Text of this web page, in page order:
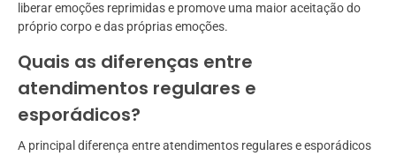
liberar emoções reprimidas e promove uma maior aceitação do
próprio corpo e das próprias emoções.
Quais as diferenças entre
atendimentos regulares e
esporádicos?
A principal diferença entre atendimentos regulares e esporádicos